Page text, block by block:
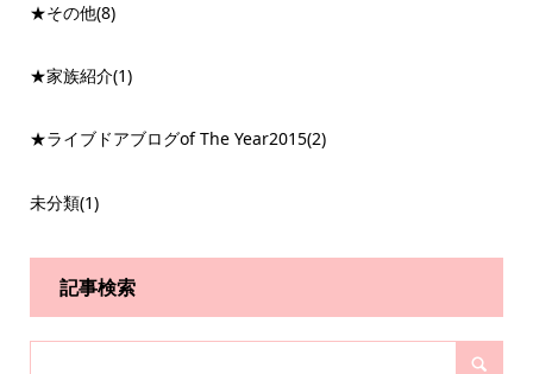
★その他(8)
★家族紹介(1)
★ライブドアブログof The Year2015(2)
未分類(1)
記事検索